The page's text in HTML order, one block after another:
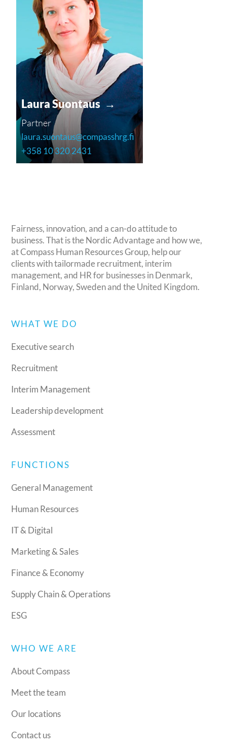
Laura Suontaus →
Partner
laura.suontaus@compasshrg.fi
+358 10 320 2431
Fairness, innovation, and a can-do attitude to
business. That is the Nordic Advantage and how we,
at Compass Human Resources Group, help our
clients with tailormade recruitment, interim
management, and HR for businesses in Denmark,
Finland, Norway, Sweden and the United Kingdom.
WHAT WE DO
Executive search
Recruitment
Interim Management
Leadership development
Assessment
FUNCTIONS
General Management
Human Resources
IT & Digital
Marketing & Sales
Finance & Economy
Supply Chain & Operations
ESG
WHO WE ARE
About Compass
Meet the team
Our locations
Contact us